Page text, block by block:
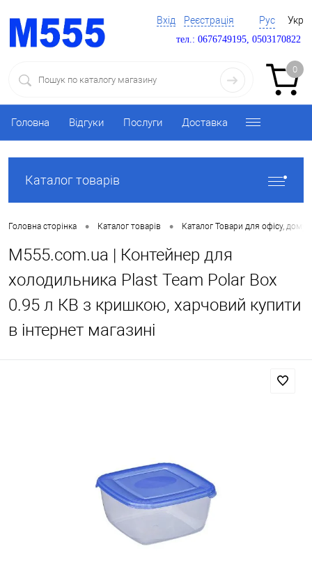
Вхід Реєстрація Рус Укр
тел.: 0676749195, 0503170822
0
Головна Відгуки Послуги Доставка
Каталог товарів
Головна сторінка • Каталог товарів • Каталог Товари для офісу, дому
M555.com.ua | Контейнер для
холодильника Plast Team Polar Box
0.95 л КВ з кришкою, харчовий купити
в інтернет магазині